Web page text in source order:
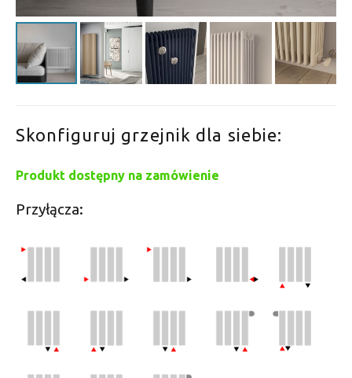
Skonfiguruj grzejnik dla siebie:
Produkt dostępny na zamówienie
Przyłącza: